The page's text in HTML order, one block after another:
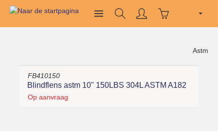
Astm
FB410150
Blindflens astm 10" 150LBS 304L ASTM A182
Op aanvraag